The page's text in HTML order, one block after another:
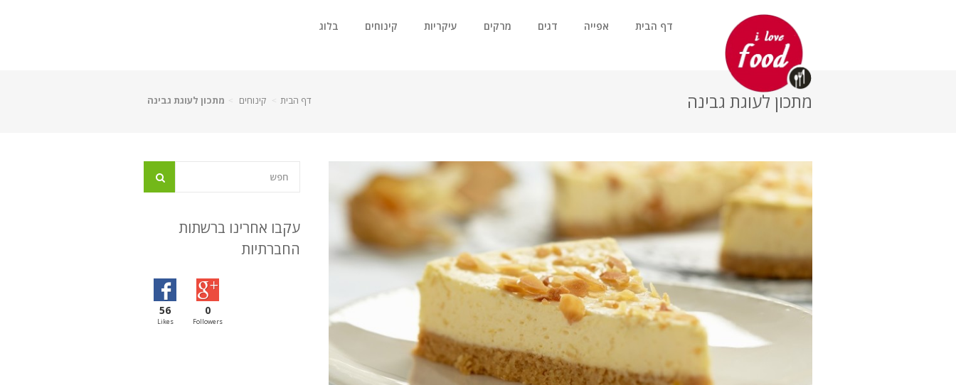
דף הבית אפייה דגים מרקים עיקריות קינוחים בלוג
דף הבית קינוחים מתכון לעוגת גבינה מתכון לעוגת גבינה
עקבו אחרינו ברשתות
החברתיות
56
Likes
0
Followers